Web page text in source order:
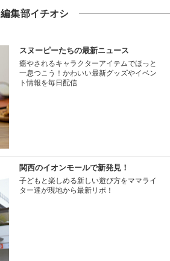
編集部イチオシ
スヌーピーたちの最新ニュース
癒やされるキャラクターアイテムでほっと
一息つこう！かわいい最新グッズやイベン
ト情報を毎日配信
関西のイオンモールで新発見！
子どもと楽しめる新しい遊び方をママライ
ター達が現地から最新リポ！